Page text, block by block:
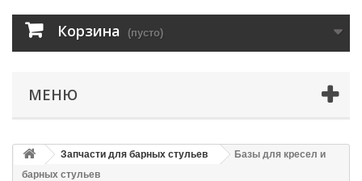
Корзина (пусто)
МЕНЮ
Запчасти для барных стульев
Базы для кресел и
барных стульев